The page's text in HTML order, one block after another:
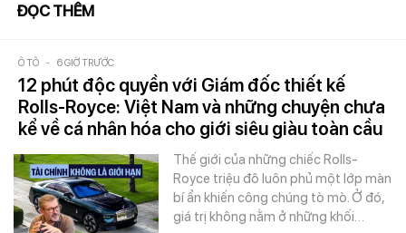
ĐỌC THÊM
Ô TÔ - 6 GIỜ TRƯỚC
12 phút độc quyền với Giám đốc thiết kế
Rolls-Royce: Việt Nam và những chuyện chưa
kể về cá nhân hóa cho giới siêu giàu toàn cầu
Thế giới của những chiếc Rolls-
Royce triệu đô luôn phủ một lớp màn
bí ẩn khiến công chúng tò mò. Ở đó,
giá trị không nằm ở những khối…